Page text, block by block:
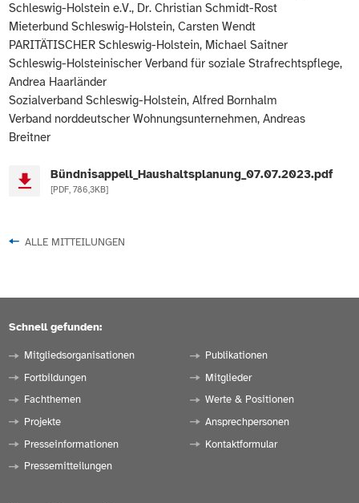
Schleswig-Holstein e.V., Dr. Christian Schmidt-Rost
Mieterbund Schleswig-Holstein, Carsten Wendt
PARITÄTISCHER Schleswig-Holstein, Michael Saitner
Schleswig-Holsteinischer Verband für soziale Strafrechtspflege,
Andrea Haarländer
Sozialverband Schleswig-Holstein, Alfred Bornhalm
Verband norddeutscher Wohnungsunternehmen, Andreas
Breitner
Bündnisappell_Haushaltsplanung_07.07.2023.pdf
[PDF, 786,3KB]
ALLE MITTEILUNGEN
Schnell gefunden:
Mitgliedsorganisationen
Fortbildungen
Fachthemen
Projekte
Presseinformationen
Pressemitteilungen
Publikationen
Mitglieder
Werte & Positionen
Ansprechpersonen
Kontaktformular